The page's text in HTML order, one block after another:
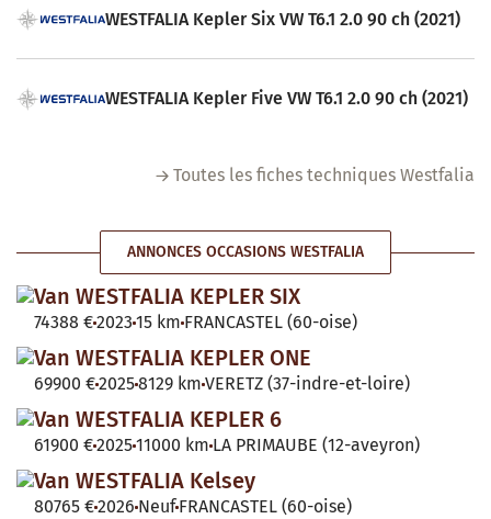
WESTFALIA Kepler Six VW T6.1 2.0 90 ch (2021)
WESTFALIA Kepler Five VW T6.1 2.0 90 ch (2021)
Toutes les fiches techniques Westfalia
ANNONCES OCCASIONS WESTFALIA
Van WESTFALIA KEPLER SIX
74388 €2023 15 km FRANCASTEL (60-oise)
Van WESTFALIA KEPLER ONE
69900 €20258129 km VERETZ (37-indre-et-loire)
Van WESTFALIA KEPLER 6
61900 €202511000 km LA PRIMAUBE (12-aveyron)
Van WESTFALIA Kelsey
80765 €2026 Neuf FRANCASTEL (60-oise)